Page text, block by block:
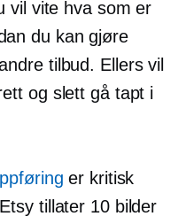
vil vite hva som er
du kan gjøre
tilbud. Ellers vil
og slett gå tapt i
er kritisk
tillater 10 bilder